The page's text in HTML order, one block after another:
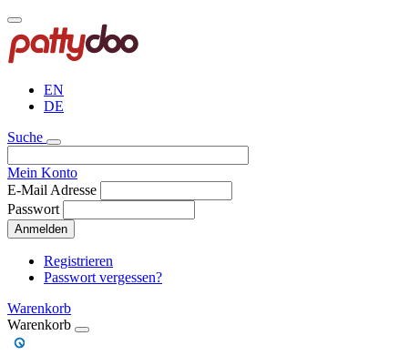
Direkt
zum
Inhalt
EN
DE
Suche
Mein Konto
E-Mail Adresse
Passwort
Anmelden
Registrieren
Passwort vergessen?
Warenkorb
Warenkorb